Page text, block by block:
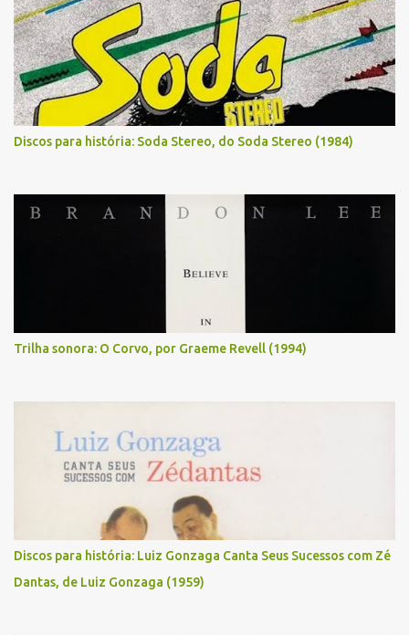
Discos para história: Soda Stereo, do Soda Stereo (1984)
Trilha sonora: O Corvo, por Graeme Revell (1994)
Discos para história: Luiz Gonzaga Canta Seus Sucessos com Zé
Dantas, de Luiz Gonzaga (1959)